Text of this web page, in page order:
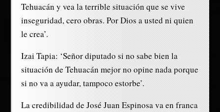
Tehuacán y vea la terrible situación que se vive
inseguridad, cero obras. Por Dios a usted ni quien
le crea’.
Izai Tapia: ‘Señor diputado si no sabe bien la
situación de Tehuacán mejor no opine nada porque
si no va a ayudar, tampoco estorbe’.
La credibilidad de José Juan Espinosa va en franca